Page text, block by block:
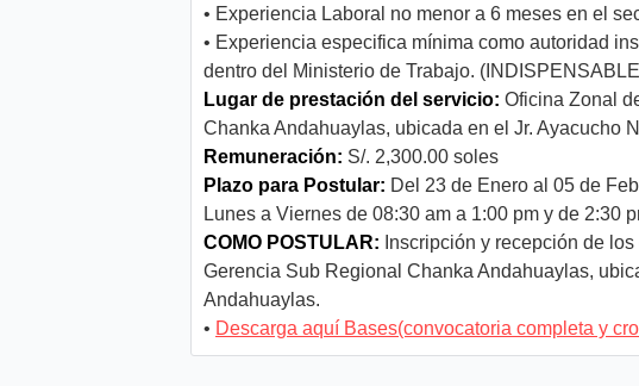
• Experiencia Laboral no menor a 6 meses en el
• Experiencia especifica mínima como autoridad
dentro del Ministerio de Trabajo.
Lugar de prestación del servicio: Oficina Zonal
Chanka Andahuaylas, ubicada en el Jr. Ayacucho
Remuneración: S/. 2,300.00 soles
Plazo para Postular: Del 23 de Enero al 05 de
Lunes a Viernes de 08:30 am a 1:00 pm y de 2:30
COMO POSTULAR: Inscripción y recepción de
Gerencia Sub Regional Chanka Andahuaylas,
Andahuaylas.
• Descarga aquí Bases(convocatoria completa y